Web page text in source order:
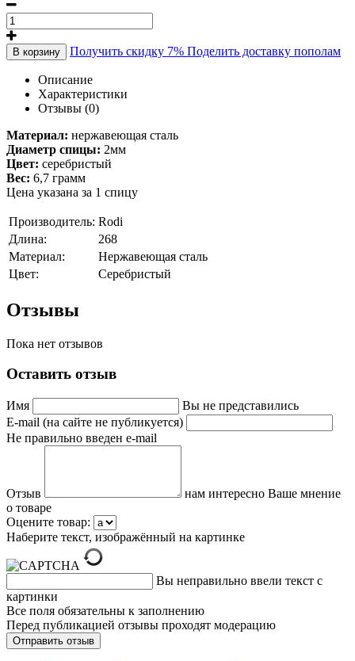
В корзину Получить скидку 7% Поделить доставку пополам
Описание
Характеристики
Отзывы (0)
Материал: нержавеющая сталь
Диаметр спицы: 2мм
Цвет: серебристый
Вес: 6,7 грамм
Цена указана за 1 спицу
Производитель: Rodi
Длина:
268
Материал:
Нержавеющая сталь
Цвет:
Серебристый
Отзывы
Пока нет отзывов
Оставить отзыв
Имя
Вы не представились
E-mail (на сайте не публикуется)
Не правильно введен e-mail
Отзыв
нам интересно Ваше мнение
о товаре
Оцените товар:
Наберите текст, изображённый на картинке
Вы неправильно ввели текст с
картинки
Все поля обязательны к заполнению
Перед публикацией отзывы проходят модерацию